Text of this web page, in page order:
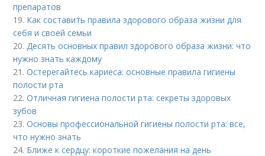
препаратов
19. Как составить правила здорового образа жизни для
себя и своей семьи
20.Десять основных правил здорового образа жизни: что
нужно знать каждому
21.Остерегайтесь кариеса: основные правила гигиены
полости рта
22.Отличная гигиена полости рта: секреты здоровых
зубов
23.Основы профессиональной гигиены полости рта: все,
что нужно знать
24. Ближе к сердцу: короткие пожелания на день